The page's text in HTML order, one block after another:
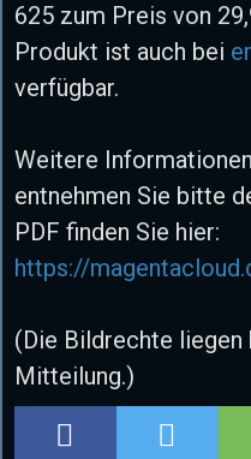
625 zum Preis von
Produkt ist auch bei
verfügbar.
Weitere
entnehmen Sie bitte
PDF finden Sie hier:
https://
(Die Bildrechte
Mitteilung.)